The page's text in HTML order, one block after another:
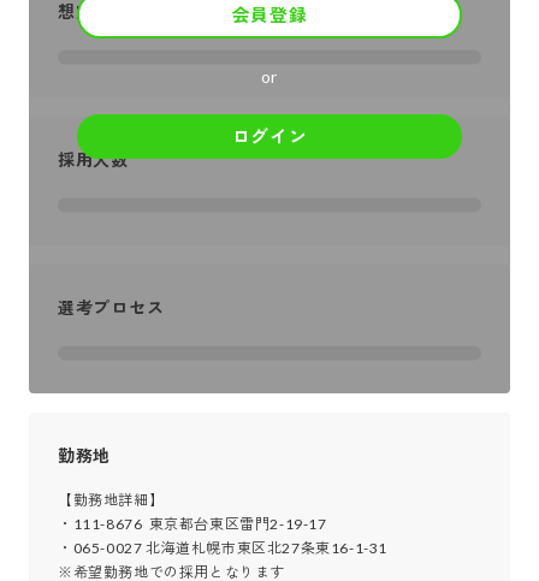
会員登録
or
ログイン
想定年収
採用人数
選考プロセス
勤務地
【勤務地詳細】
・111-8676  東京都台東区雷門2-19-17
・065-0027 北海道札幌市東区北27条東16-1-31
※希望勤務地での採用となります